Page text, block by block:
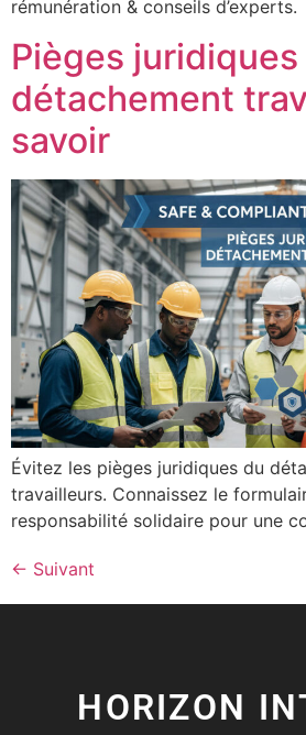
rémunération & conseils d’experts.
Pièges juridiques
détachement
savoir
Évitez les pièges juridiques du
travailleurs. Connaissez le
responsabilité solidaire pour une
← Suivant
HORIZON